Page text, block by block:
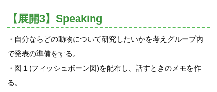
【展開3】Speaking
・自分ならどの動物について研究したいかを考えグループ内
で発表の準備をする。
・図１(フィッシュボーン図)を配布し、話すときのメモを作
る。